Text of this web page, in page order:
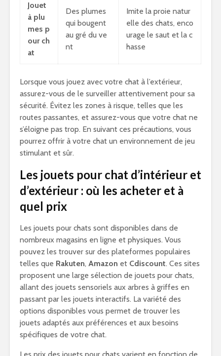
Jouet
à plu
mes p
our ch
at
Des plumes
qui bougent
au gré du ve
nt
Imite la proie natur
elle des chats, enco
urage le saut et la c
hasse
Lorsque vous jouez avec votre chat à l’extérieur,
assurez-vous de le surveiller attentivement pour sa
sécurité. Évitez les zones à risque, telles que les
routes passantes, et assurez-vous que votre chat ne
s’éloigne pas trop. En suivant ces précautions, vous
pourrez offrir à votre chat un environnement de jeu
stimulant et sûr.
Les jouets pour chat d’intérieur et
d’extérieur : où les acheter et à
quel prix
Les jouets pour chats sont disponibles dans de
nombreux magasins en ligne et physiques. Vous
pouvez les trouver sur des plateformes populaires
telles que Rakuten, Amazon et Cdiscount. Ces sites
proposent une large sélection de jouets pour chats,
allant des jouets sensoriels aux arbres à griffes en
passant par les jouets interactifs. La variété des
options disponibles vous permet de trouver les
jouets adaptés aux préférences et aux besoins
spécifiques de votre chat.